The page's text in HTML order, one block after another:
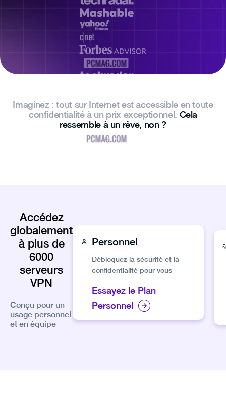
Imaginez : tout sur Internet est accessible en toute
confidentialité à un prix exceptionnel. Cela
ressemble à un rêve, non ?
Accédez
globalement
à plus de
6000
serveurs
VPN
Conçu pour un
usage personnel
et en équipe
Personnel
Débloquez la sécurité et la
confidentialité pour vous
Essayez le Plan
Personnel